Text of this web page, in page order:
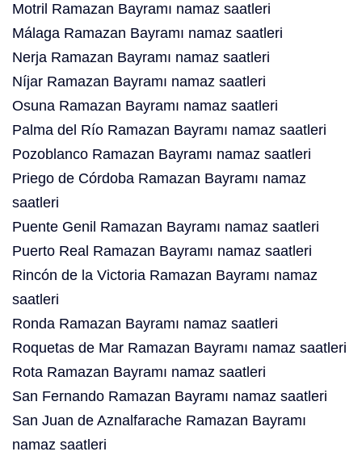
Motril Ramazan Bayramı namaz saatleri
Málaga Ramazan Bayramı namaz saatleri
Nerja Ramazan Bayramı namaz saatleri
Níjar Ramazan Bayramı namaz saatleri
Osuna Ramazan Bayramı namaz saatleri
Palma del Río Ramazan Bayramı namaz saatleri
Pozoblanco Ramazan Bayramı namaz saatleri
Priego de Córdoba Ramazan Bayramı namaz
saatleri
Puente Genil Ramazan Bayramı namaz saatleri
Puerto Real Ramazan Bayramı namaz saatleri
Rincón de la Victoria Ramazan Bayramı namaz
saatleri
Ronda Ramazan Bayramı namaz saatleri
Roquetas de Mar Ramazan Bayramı namaz saatleri
Rota Ramazan Bayramı namaz saatleri
San Fernando Ramazan Bayramı namaz saatleri
San Juan de Aznalfarache Ramazan Bayramı
namaz saatleri